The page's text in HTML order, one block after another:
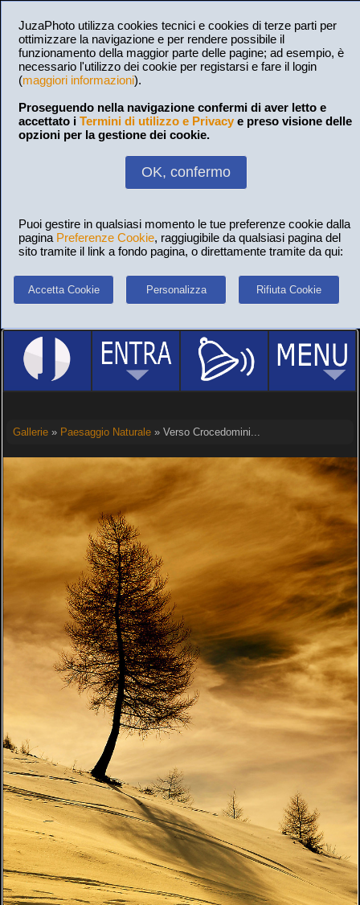
JuzaPhoto utilizza cookies tecnici e cookies di terze parti per
ottimizzare la navigazione e per rendere possibile il
funzionamento della maggior parte delle pagine; ad esempio, è
necessario l'utilizzo dei cookie per registarsi e fare il login
(maggiori informazioni).
Proseguendo nella navigazione confermi di aver letto e
accettato i Termini di utilizzo e Privacy e preso visione delle
opzioni per la gestione dei cookie.
OK, confermo
Puoi gestire in qualsiasi momento le tue preferenze cookie dalla
pagina Preferenze Cookie, raggiugibile da qualsiasi pagina del
sito tramite il link a fondo pagina, o direttamente tramite da qui:
Accetta Cookie Personalizza Rifiuta Cookie
Gallerie» Paesaggio Naturale» Verso Crocedomini...